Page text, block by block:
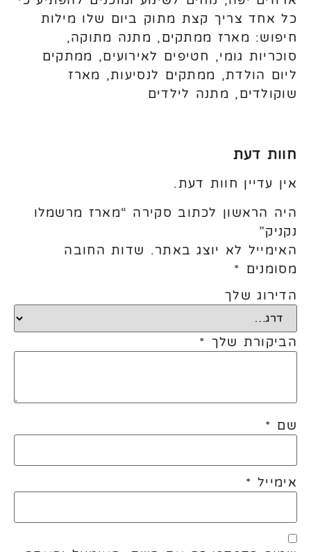
כל אחד צריך קצת מתוק ביום שלו מילות
חיפוש: מארז ממתקים, מתנה מתוקה,
סוכריות גומי, חטיפים לאירועים, ממתקים
ליום הולדת, ממתקים לנסיעות, מארז
שוקולדים, מתנה לילדים
חוות דעת
אין עדיין חוות דעת.
היה הראשון לכתוב סקירה “מארז מרשמלו
נקניק”
האימייל לא יוצג באתר. שדות החובה
מסומנים *
הדירוג שלך
הביקורת שלך *
שם *
אימייל *